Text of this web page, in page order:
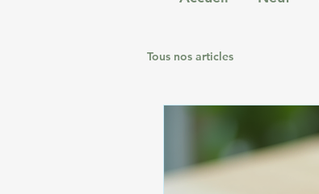
Tous nos articles